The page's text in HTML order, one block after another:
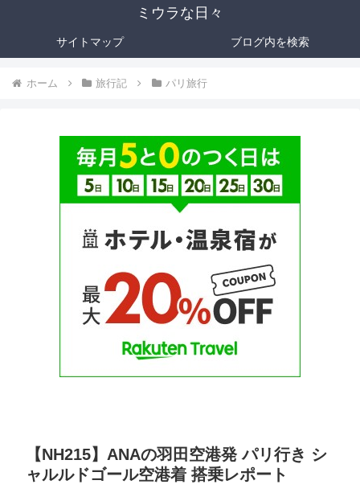
ミウラな日々
サイトマップ ブログ内を検索
ホーム 旅行記 パリ旅行
【NH215】ANAの羽田空港発 パリ行き シ
ャルルドゴール空港着 搭乗レポート